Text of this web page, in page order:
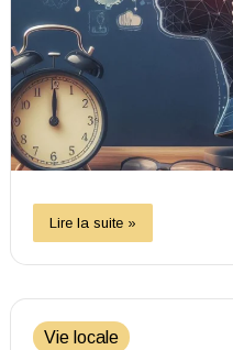
Lire la suite »
Vie locale